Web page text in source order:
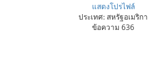
แสดงโปรไฟล์
ประเทศ: สหรัฐอเมริกา
ข้อความ 636